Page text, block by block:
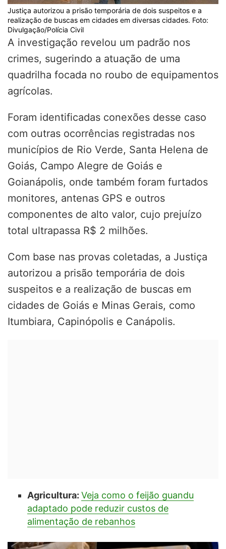
Justiça autorizou a prisão temporária de dois suspeitos e a
realização de buscas em cidades em diversas cidades. Foto:
Divulgação/Polícia Civil
A investigação revelou um padrão nos
crimes, sugerindo a atuação de uma
quadrilha focada no roubo de equipamentos
agrícolas.
Foram identificadas conexões desse caso
com outras ocorrências registradas nos
municípios de Rio Verde, Santa Helena de
Goiás, Campo Alegre de Goiás e
Goianápolis, onde também foram furtados
monitores, antenas GPS e outros
componentes de alto valor, cujo prejuízo
total ultrapassa R$ 2 milhões.
Com base nas provas coletadas, a Justiça
autorizou a prisão temporária de dois
suspeitos e a realização de buscas em
cidades de Goiás e Minas Gerais, como
Itumbiara, Capinópolis e Canápolis.
Agricultura: Veja como o feijão guandu
adaptado pode reduzir custos de
alimentação de rebanhos